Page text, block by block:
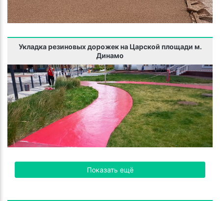
Укладка резиновых дорожек на Царской площади м.
Динамо
Показать ещё